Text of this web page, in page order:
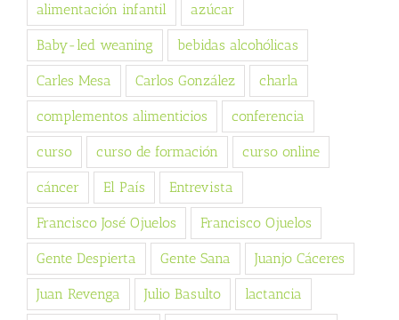
alimentación infantil azúcar
Baby-led weaning bebidas alcohólicas
Carles Mesa Carlos González charla
complementos alimenticios conferencia
curso curso de formación curso online
cáncer El País Entrevista
Francisco José Ojuelos Francisco Ojuelos
Gente Despierta Gente Sana Juanjo Cáceres
Juan Revenga Julio Basulto lactancia